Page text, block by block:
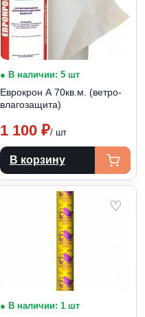
● В наличии: 5 шт
Еврокрон А 70кв.м. (ветро-
влагозащита)
1 100 ₽/ шт
В корзину
♡
● В наличии: 1 шт